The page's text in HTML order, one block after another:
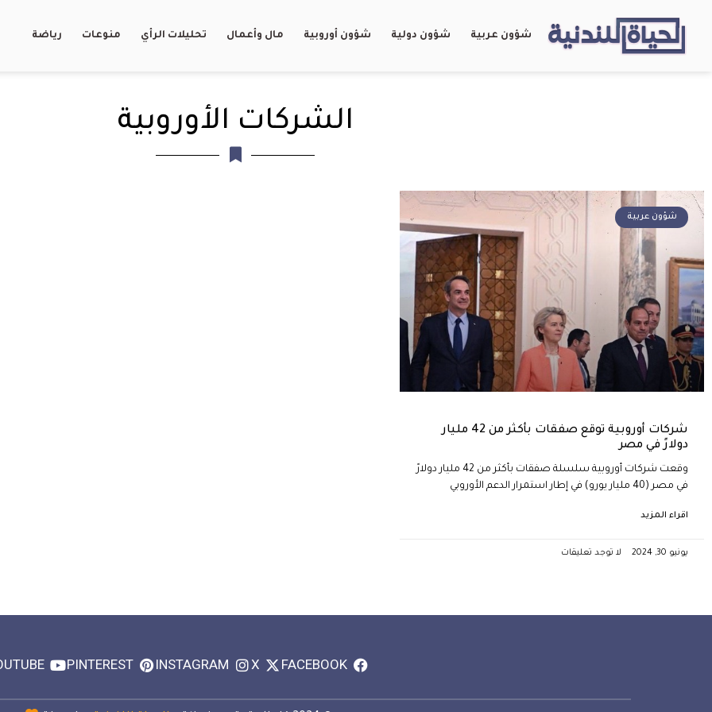
شؤون عربية شؤون دولية شؤون أوروبية مال وأعمال تحليلات الرأي منوعات رياضة
الشركات الأوروبية
شؤون عربية
شركات أوروبية توقع صفقات بأكثر من 42 مليار
دولارً في مصر
وقعت شركات أوروبية سلسلة صفقات بأكثر من 42 مليار دولارً
في مصر (40 مليار يورو) في إطار استمرار الدعم الأوروبي
اقراء المزيد
يونيو 30, 2024 لا توجد تعليقات
FACEBOOK
X
INSTAGRAM
PINTEREST